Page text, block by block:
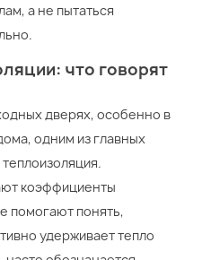
а не пытаться
что говорят
дверях, особенно в
одним из главных
коэффициенты
помогают понять,
удерживает тепло